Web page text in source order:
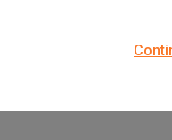
CITE, LMNP,